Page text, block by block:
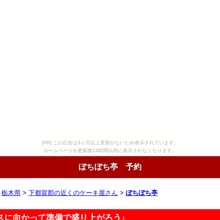
[PR] この広告は3ヶ月以上更新がないため表示されています。
ホームページを更新後24時間以内に表示されなくなります。
ぼちぼち亭 予約
栃木県 > 下都賀郡の近くのケーキ屋さん > ぼちぼち亭
に向かって準備で盛り上がろう♪